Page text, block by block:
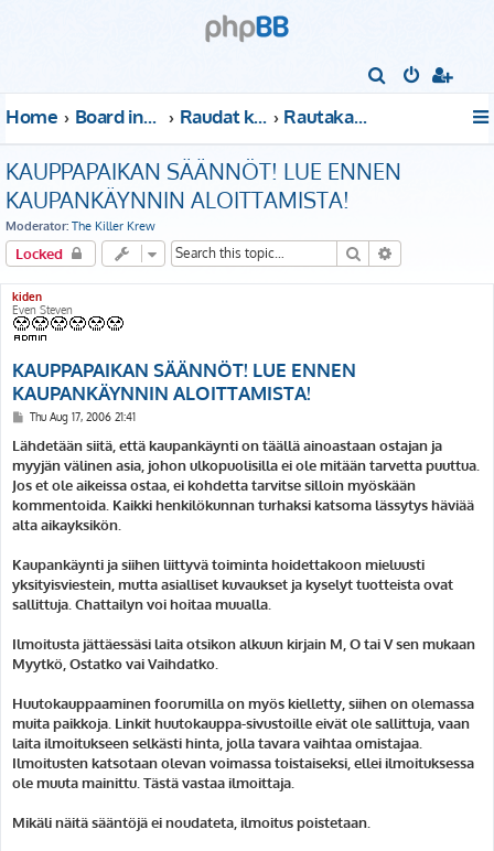
c
Home Board index Raudat kattoon! Rautakauppa - 22 Acacia Avenue
KAUPPAPAIKAN SÄÄNNÖT! LUE ENNEN
KAUPANKÄYNNIN ALOITTAMISTA!
Moderator: The Killer Krew
Locked Search
kiden
Even Steven
KAUPPAPAIKAN SÄÄNNÖT! LUE ENNEN
KAUPANKÄYNNIN ALOITTAMISTA!
P
s
t
Thu Aug 17, 2006 21:41
Lähdetään siitä, että kaupankäynti on täällä ainoastaan ostajan ja
myyjän välinen asia, johon ulkopuolisilla ei ole mitään tarvetta puuttua.
Jos et ole aikeissa ostaa, ei kohdetta tarvitse silloin myöskään
kommentoida. Kaikki henkilökunnan turhaksi katsoma lässytys häviää
alta aikayksikön.
Kaupankäynti ja siihen liittyvä toiminta hoidettakoon mieluusti
yksityisviestein, mutta asialliset kuvaukset ja kyselyt tuotteista ovat
sallittuja. Chattailyn voi hoitaa muualla.
Ilmoitusta jättäessäsi laita otsikon alkuun kirjain M, O tai V sen mukaan
Myytkö, Ostatko vai Vaihdatko.
Huutokauppaaminen foorumilla on myös kielletty, siihen on olemassa
muita paikkoja. Linkit huutokauppa-sivustoille eivät ole sallittuja, vaan
laita ilmoitukseen selkästi hinta, jolla tavara vaihtaa omistajaa.
Ilmoitusten katsotaan olevan voimassa toistaiseksi, ellei ilmoituksessa
ole muuta mainittu. Tästä vastaa ilmoittaja.
Mikäli näitä sääntöjä ei noudateta, ilmoitus poistetaan.